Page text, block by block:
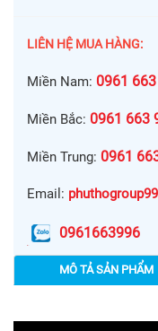
LIÊN HỆ MUA HÀNG:
Miền Nam: 0961
Miền Bắc: 0961 663
Miền Trung: 0961
Email:
0961663996
MÔ TẢ SẢN PHẨM